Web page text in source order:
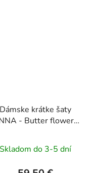
Dámske krátke šaty
- Butter flowers
Skladom do 3-5 dní